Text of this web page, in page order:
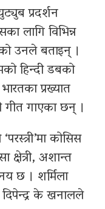
प्रदर्शन
लागि विभिन्न
उनले बताइन् ।
हिन्दी डबको
प्रख्यात
गीत गाएका छन् ।
कोसिस
क्षेत्री, अशान्त
छ । शर्मिला
के खनालले